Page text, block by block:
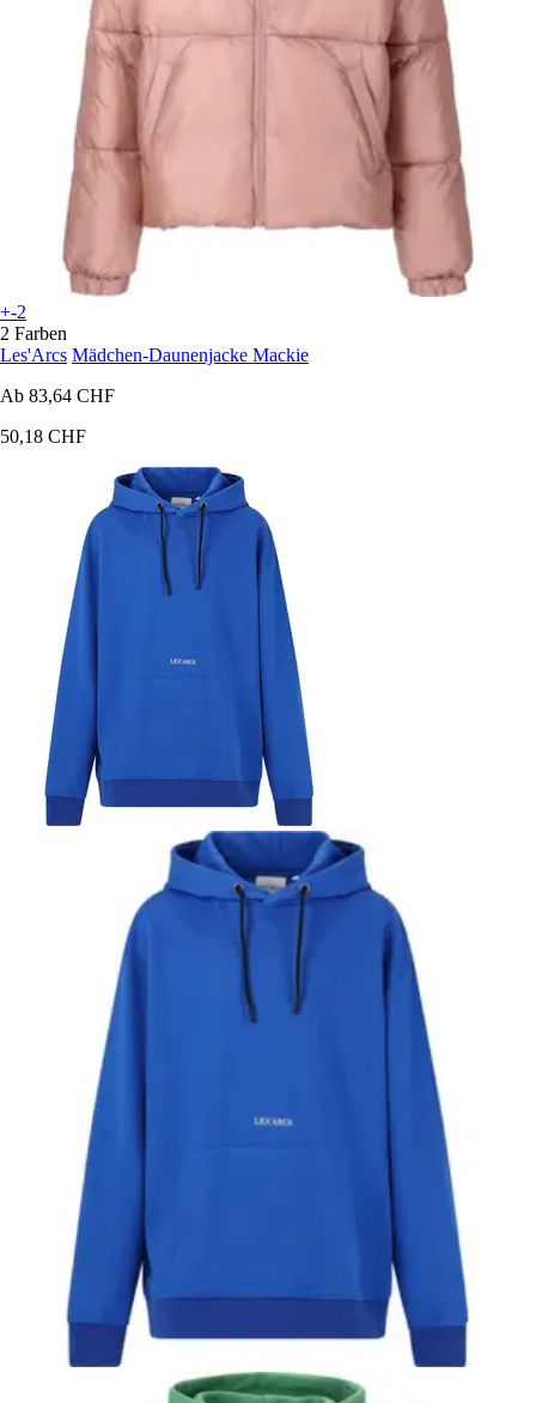
+-2
2 Farben
Les'Arcs Mädchen-Daunenjacke Mackie
Ab 83,64 CHF
50,18 CHF